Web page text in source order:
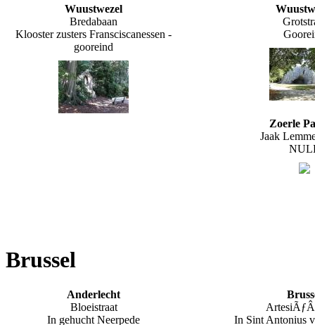
Wuustwezel
Bredabaan
Klooster zusters Fransciscanessen -
gooreind
Zoerle
Jaak
Brussel
Anderlecht
Bloeistraat
In gehucht Neerpede
In Sint Antonius